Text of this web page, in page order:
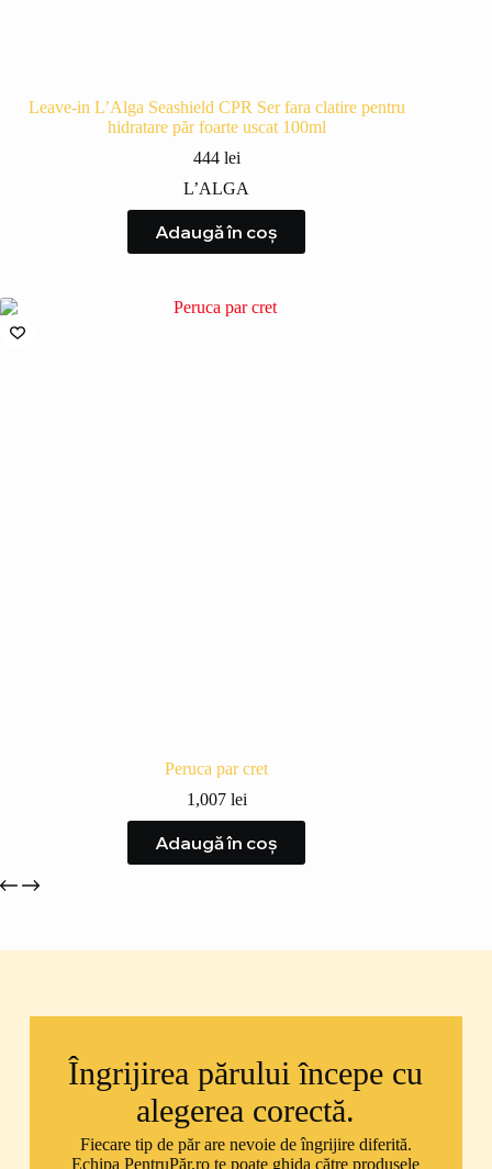
Leave-in L’Alga Seashield CPR Ser fara clatire pentru
hidratare păr foarte uscat 100ml
444 lei
L’ALGA
Adaugă în coș
Peruca par cret
1,007 lei
Adaugă în coș
Îngrijirea părului începe cu
alegerea corectă.
Fiecare tip de păr are nevoie de îngrijire diferită.
Echipa PentruPăr.ro te poate ghida către produsele